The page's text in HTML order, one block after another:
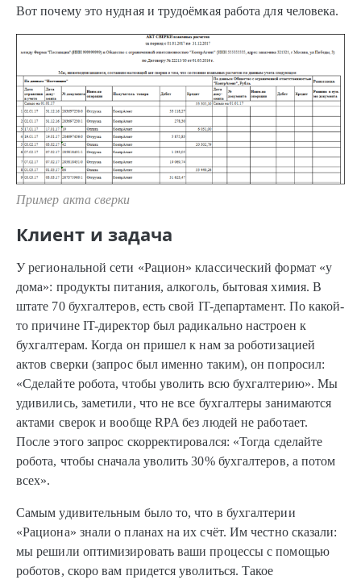
Вот почему это нудная и трудоёмкая работа для человека.
Пример акта сверки
Клиент и задача
У региональной сети «Рацион» классический формат «у
дома»: продукты питания, алкоголь, бытовая химия. В
штате 70 бухгалтеров, есть свой IT-департамент. По какой-
то причине IT-директор был радикально настроен к
бухгалтерам. Когда он пришел к нам за роботизацией
актов сверки (запрос был именно таким), он попросил:
«Сделайте робота, чтобы уволить всю бухгалтерию». Мы
удивились, заметили, что не все бухгалтеры занимаются
актами сверок и вообще RPA без людей не работает.
После этого запрос скорректировался: «Тогда сделайте
робота, чтобы сначала уволить 30% бухгалтеров, а потом
всех».
Самым удивительным было то, что в бухгалтерии
«Рациона» знали о планах на их счёт. Им честно сказали:
мы решили оптимизировать ваши процессы с помощью
роботов, скоро вам придется уволиться. Такое